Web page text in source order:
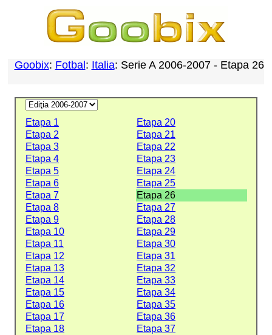
Goobix: Fotbal : Italia: Serie A 2006-2007 - Etapa 26
Etapa 1
Etapa 20
Etapa 2
Etapa 21
Etapa 3
Etapa 22
Etapa 4
Etapa 23
Etapa 5
Etapa 24
Etapa 6
Etapa 25
Etapa 7
Etapa 26
Etapa 8
Etapa 27
Etapa 9
Etapa 28
Etapa 10
Etapa 29
Etapa 11
Etapa 30
Etapa 12
Etapa 31
Etapa 13
Etapa 32
Etapa 14
Etapa 33
Etapa 15
Etapa 34
Etapa 16
Etapa 35
Etapa 17
Etapa 36
Etapa 18
Etapa 37